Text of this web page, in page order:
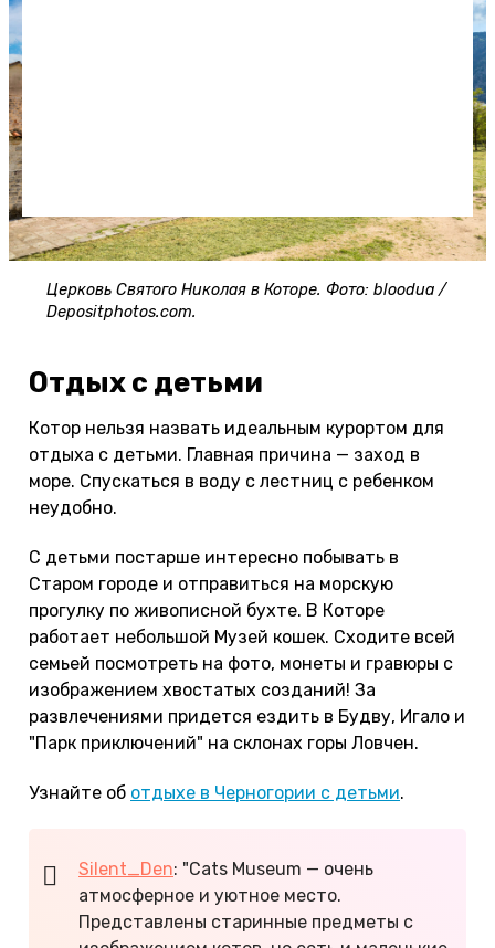
Церковь Святого Николая в Которе. Фото: bloodua /
Depositphotos.com.
Отдых с детьми
Котор нельзя назвать идеальным курортом для
отдыха с детьми. Главная причина — заход в
море. Спускаться в воду с лестниц с ребенком
неудобно.
С детьми постарше интересно побывать в
Старом городе и отправиться на морскую
прогулку по живописной бухте. В Которе
работает небольшой Музей кошек. Сходите всей
семьей посмотреть на фото, монеты и гравюры с
изображением хвостатых созданий! За
развлечениями придется ездить в Будву, Игало и
"Парк приключений" на склонах горы Ловчен.
Узнайте об отдыхе в Черногории с детьми.
Silent_Den: "Cats Museum — очень
атмосферное и уютное место.
Представлены старинные предметы с